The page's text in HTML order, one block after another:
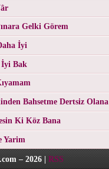
Gelki Görem
İyi
İyi Bak
Bahsetme Dertsiz Olana
Ki Köz Bana
Yarim
– 2026 | RSS